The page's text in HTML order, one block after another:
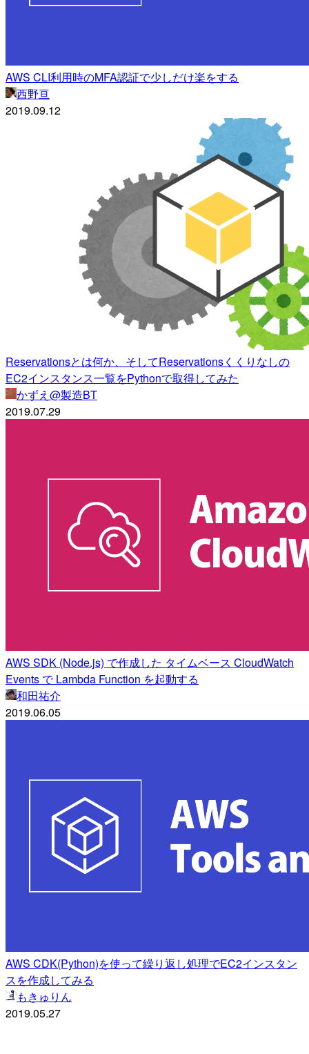
AWS CLI利用時のMFA認証で少しだけ楽をする
西野亘
2019.09.12
Reservationsとは何か、そしてReservationsくくりなしの
EC2インスタンス一覧をPythonで取得してみた
かずえ@製造BT
2019.07.29
AWS SDK (Node.js) で作成した タイムベース CloudWatch
Events で Lambda Function を起動する
和田祐介
2019.06.05
AWS CDK(Python)を使って繰り返し処理でEC2インスタン
スを作成してみる
もきゅりん
2019.05.27